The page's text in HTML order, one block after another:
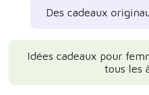
Des cadeaux
Idées cadeaux pour
tous les